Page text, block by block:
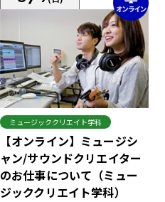
ミュージッククリエイト学科
【オンライン】ミュージシ
ャン/サウンドクリエイター
のお仕事について（ミュー
ジッククリエイト学科）